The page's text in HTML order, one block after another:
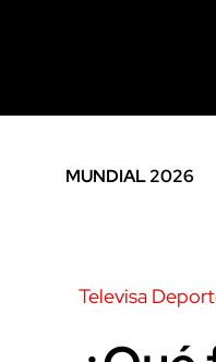
MUNDIAL 2026
Televisa